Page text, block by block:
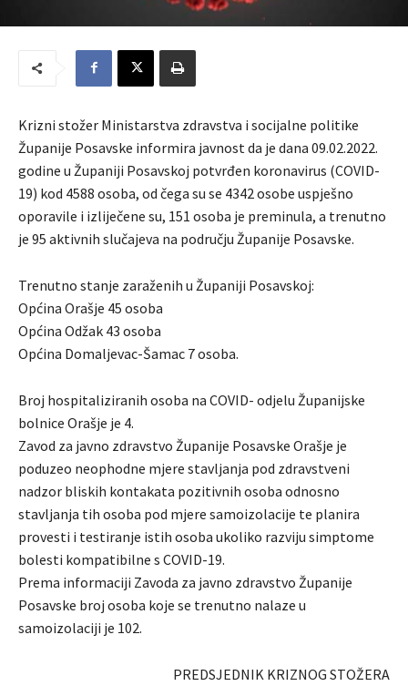
Krizni stožer Ministarstva zdravstva i socijalne politike
Županije Posavske informira javnost da je dana 09.02.2022.
godine u Županiji Posavskoj potvrđen koronavirus (COVID-
19) kod 4588 osoba, od čega su se 4342 osobe uspješno
oporavile i izliječene su, 151 osoba je preminula, a trenutno
je 95 aktivnih slučajeva na području Županije Posavske.
Trenutno stanje zaraženih u Županiji Posavskoj:
Općina Orašje 45 osoba
Općina Odžak 43 osoba
Općina Domaljevac-Šamac 7 osoba.
Broj hospitaliziranih osoba na COVID- odjelu Županijske
bolnice Orašje je 4.
Zavod za javno zdravstvo Županije Posavske Orašje je
poduzeo neophodne mjere stavljanja pod zdravstveni
nadzor bliskih kontakata pozitivnih osoba odnosno
stavljanja tih osoba pod mjere samoizolacije te planira
provesti i testiranje istih osoba ukoliko razviju simptome
bolesti kompatibilne s COVID-19.
Prema informaciji Zavoda za javno zdravstvo Županije
Posavske broj osoba koje se trenutno nalaze u
samoizolaciji je 102.
PREDSJEDNIK KRIZNOG STOŽERA